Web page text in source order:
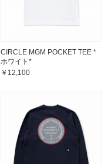
CIRCLE MGM POCKET TEE *
ホワイト*
￥12,100